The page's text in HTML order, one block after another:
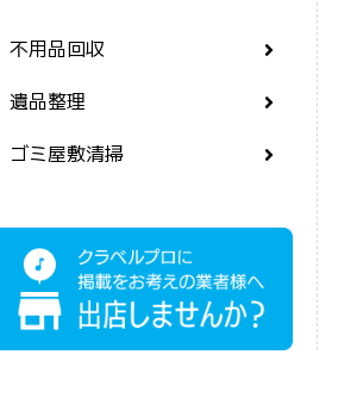
不用品回収
遺品整理
ゴミ屋敷清掃